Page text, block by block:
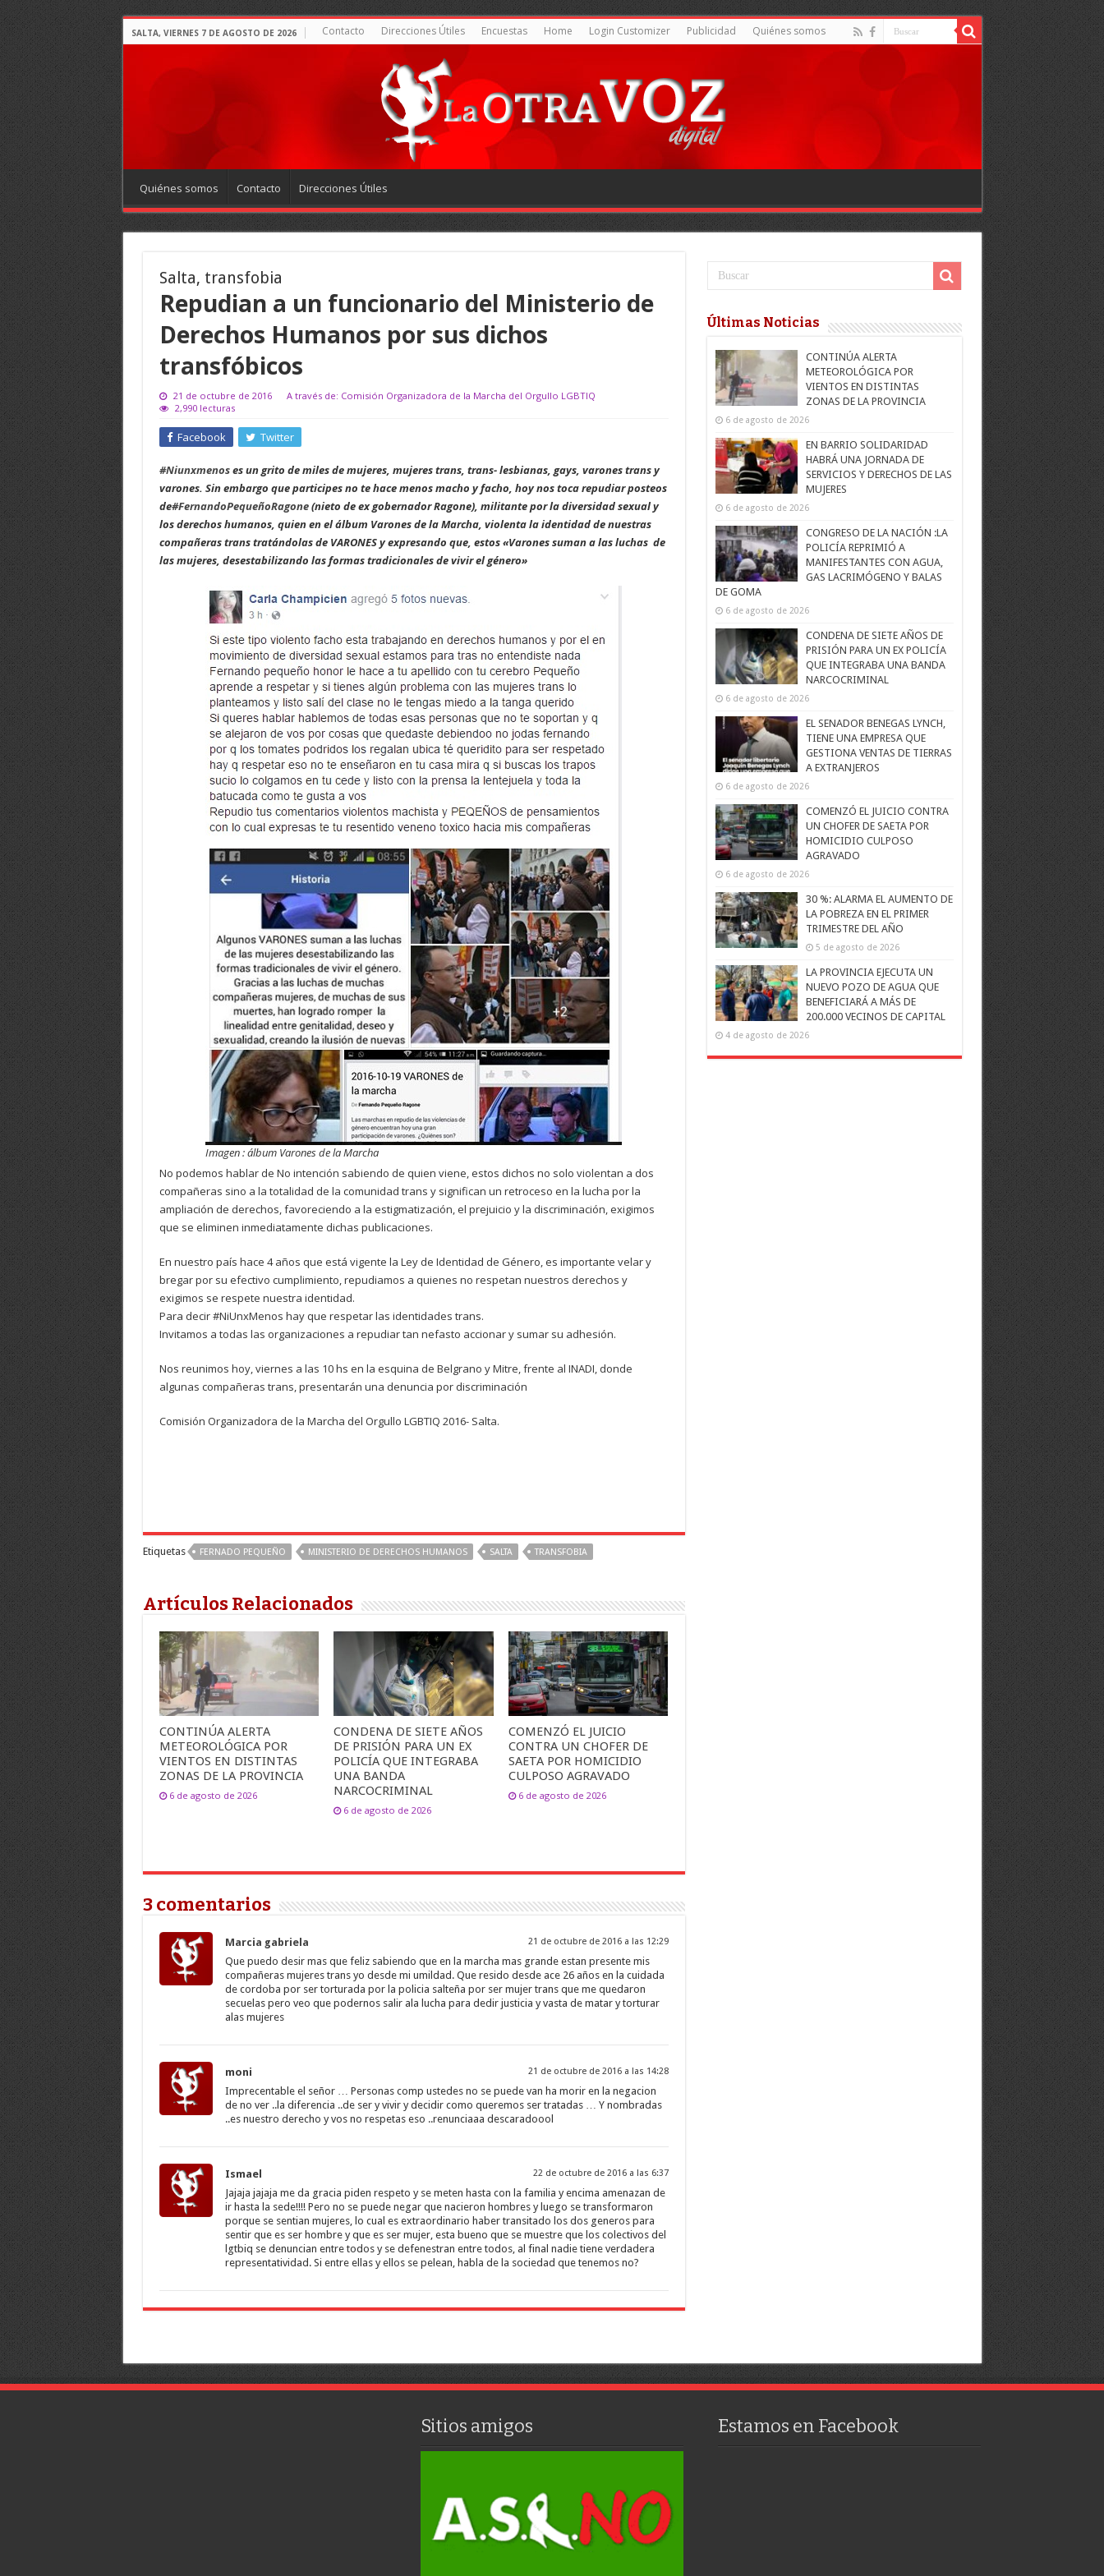
SALTA, VIERNES 7 DE AGOSTO DE 2026 Contacto Direcciones Útiles Encuestas Home Login Customizer Publicidad Quiénes somos
Quiénes somos Contacto Direcciones Útiles
Salta, transfobia
Repudian a un funcionario del Ministerio de
Derechos Humanos por sus dichos
transfóbicos
21 de octubre de 2016
A través de: Comisión Organizadora de la Marcha del Orgullo LGBTIQ
2,990 lecturas
Facebook Twitter
#Niunxmenoses un grito de miles de mujeres, mujeres trans, trans- lesbianas, gays, varones trans y
varones. Sin embargo que participes no te hace menos macho y facho, hoy nos toca repudiar posteos
de#FernandoPequeñoRagone(nieto de ex gobernador Ragone), militante por la diversidad sexual y
los derechos humanos, quien en el álbum Varones de la Marcha, violenta la identidad de nuestras
compañeras trans tratándolas de VARONES y expresando que, estos «Varones suman a las luchas de
las mujeres, desestabilizando las formas tradicionales de vivir el género»
Imagen : álbum Varones de la Marcha
No podemos hablar de No intención sabiendo de quien viene, estos dichos no solo violentan a dos
compañeras sino a la totalidad de la comunidad trans y significan un retroceso en la lucha por la
ampliación de derechos, favoreciendo a la estigmatización, el prejuicio y la discriminación, exigimos
que se eliminen inmediatamente dichas publicaciones.
En nuestro país hace 4 años que está vigente la Ley de Identidad de Género, es importante velar y
bregar por su efectivo cumplimiento, repudiamos a quienes no respetan nuestros derechos y
exigimos se respete nuestra identidad.
Para decir #NiUnxMenos hay que respetar las identidades trans.
Invitamos a todas las organizaciones a repudiar tan nefasto accionar y sumar su adhesión.
Nos reunimos hoy, viernes a las 10 hs en la esquina de Belgrano y Mitre, frente al INADI, donde
algunas compañeras trans, presentarán una denuncia por discriminación
Comisión Organizadora de la Marcha del Orgullo LGBTIQ 2016- Salta.
Etiquetas FERNADO PEQUEÑO MINISTERIO DE DERECHOS HUMANOS SALTA TRANSFOBIA
Artículos Relacionados
CONTINÚA ALERTA
METEOROLÓGICA POR
VIENTOS EN DISTINTAS
ZONAS DE LA PROVINCIA
6 de agosto de 2026
CONDENA DE SIETE AÑOS
DE PRISIÓN PARA UN EX
POLICÍA QUE INTEGRABA
UNA BANDA
NARCOCRIMINAL
6 de agosto de 2026
COMENZÓ EL JUICIO
CONTRA UN CHOFER DE
SAETA POR HOMICIDIO
CULPOSO AGRAVADO
6 de agosto de 2026
3 comentarios
Marcia gabriela 21 de octubre de 2016 a las 12:29
Que puedo desir mas que feliz sabiendo que en la marcha mas grande estan presente mis
compañeras mujeres trans yo desde mi umildad. Que resido desde ace 26 años en la cuidada
de cordoba por ser torturada por la policia salteña por ser mujer trans que me quedaron
secuelas pero veo que podernos salir ala lucha para dedir justicia y vasta de matar y torturar
alas mujeres
moni 21 de octubre de 2016 a las 14:28
Imprecentable el señor … Personas comp ustedes no se puede van ha morir en la negacion
de no ver ..la diferencia ..de ser y vivir y decidir como queremos ser tratadas … Y nombradas
..es nuestro derecho y vos no respetas eso ..renunciaaa descaradoool
Ismael 22 de octubre de 2016 a las 6:37
Jajaja jajaja me da gracia piden respeto y se meten hasta con la familia y encima amenazan de
ir hasta la sede!!!! Pero no se puede negar que nacieron hombres y luego se transformaron
porque se sentian mujeres, lo cual es extraordinario haber transitado los dos generos para
sentir que es ser hombre y que es ser mujer, esta bueno que se muestre que los colectivos del
lgtbiq se denuncian entre todos y se defenestran entre todos, al final nadie tiene verdadera
representatividad. Si entre ellas y ellos se pelean, habla de la sociedad que tenemos no?
Últimas Noticias
CONTINÚA ALERTA
METEOROLÓGICA POR
VIENTOS EN DISTINTAS
ZONAS DE LA PROVINCIA
6 de agosto de 2026
EN BARRIO SOLIDARIDAD
HABRÁ UNA JORNADA DE
SERVICIOS Y DERECHOS DE LAS
MUJERES
6 de agosto de 2026
CONGRESO DE LA NACIÓN :LA
POLICÍA REPRIMIÓ A
MANIFESTANTES CON AGUA,
GAS LACRIMÓGENO Y BALAS
DE GOMA
6 de agosto de 2026
CONDENA DE SIETE AÑOS DE
PRISIÓN PARA UN EX POLICÍA
QUE INTEGRABA UNA BANDA
NARCOCRIMINAL
6 de agosto de 2026
EL SENADOR BENEGAS LYNCH,
TIENE UNA EMPRESA QUE
GESTIONA VENTAS DE TIERRAS
A EXTRANJEROS
6 de agosto de 2026
COMENZÓ EL JUICIO CONTRA
UN CHOFER DE SAETA POR
HOMICIDIO CULPOSO
AGRAVADO
6 de agosto de 2026
30 %: ALARMA EL AUMENTO DE
LA POBREZA EN EL PRIMER
TRIMESTRE DEL AÑO
5 de agosto de 2026
LA PROVINCIA EJECUTA UN
NUEVO POZO DE AGUA QUE
BENEFICIARÁ A MÁS DE
200.000 VECINOS DE CAPITAL
4 de agosto de 2026
Sitios amigos Estamos en Facebook